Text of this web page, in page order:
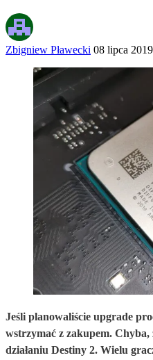
Zbigniew Pławecki 08 lipca 2019
Jeśli planowaliście upgrade
wstrzymać z zakupem.
działaniu Destiny 2. Wielu